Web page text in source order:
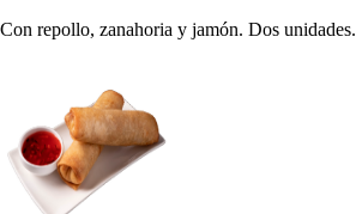
Con repollo, zanahoria y jamón. Dos unidades.